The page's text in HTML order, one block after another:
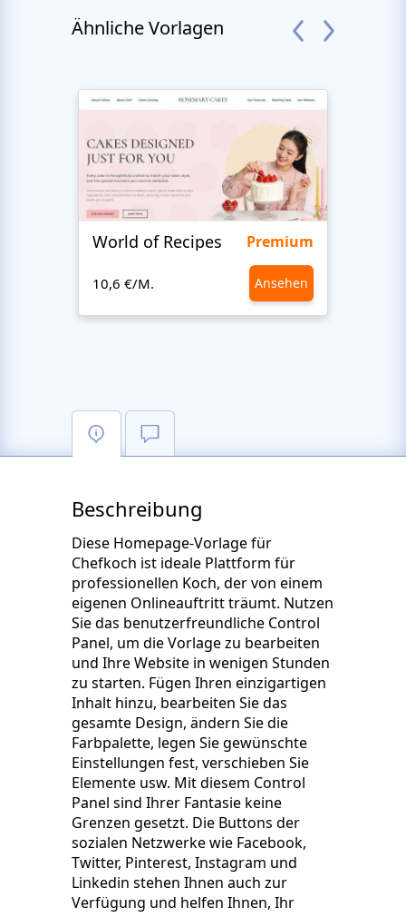
Ähnliche Vorlagen
World of Recipes Premium
10,6 €/M. Ansehen
Beschreibung
Diese Homepage-Vorlage für
Chefkoch ist ideale Plattform für
professionellen Koch, der von einem
eigenen Onlineauftritt träumt. Nutzen
Sie das benutzerfreundliche Control
Panel, um die Vorlage zu bearbeiten
und Ihre Website in wenigen Stunden
zu starten. Fügen Ihren einzigartigen
Inhalt hinzu, bearbeiten Sie das
gesamte Design, ändern Sie die
Farbpalette, legen Sie gewünschte
Einstellungen fest, verschieben Sie
Elemente usw. Mit diesem Control
Panel sind Ihrer Fantasie keine
Grenzen gesetzt. Die Buttons der
sozialen Netzwerke wie Facebook,
Twitter, Pinterest, Instagram und
Linkedin stehen Ihnen auch zur
Verfügung und helfen Ihnen, Ihr